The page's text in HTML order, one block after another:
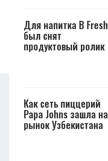
Для напитка B Fresh
был снят
продуктовый ролик
Как сеть пиццерий
Papa Johns зашла на
рынок Узбекистана